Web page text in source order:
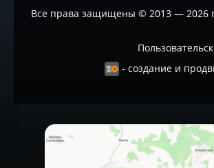
Все права защищены © 2013 — 2026
- создание и